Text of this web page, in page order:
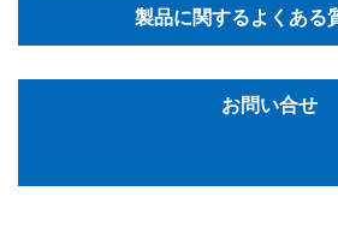
製品に関するよくある
お問い合せ